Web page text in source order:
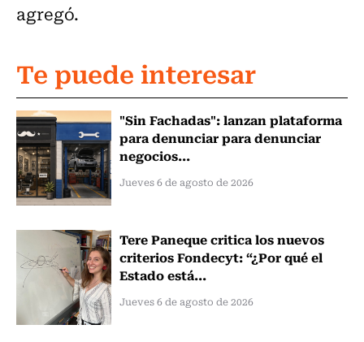
agregó.
Te puede interesar
"Sin Fachadas": lanzan plataforma
para denunciar para denunciar
negocios...
Jueves 6 de agosto de 2026
Tere Paneque critica los nuevos
criterios Fondecyt: “¿Por qué el
Estado está...
Jueves 6 de agosto de 2026